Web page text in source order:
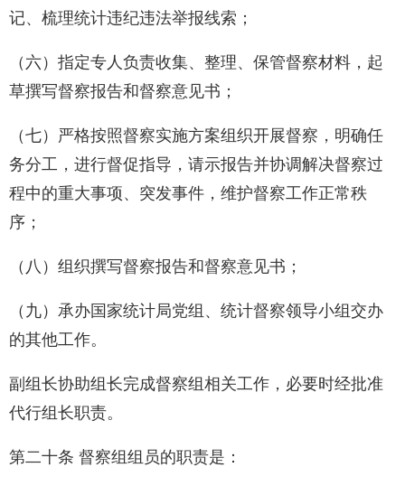
记、梳理统计违纪违法举报线索；
（六）指定专人负责收集、整理、保管督察材料，起
草撰写督察报告和督察意见书；
（七）严格按照督察实施方案组织开展督察，明确任
务分工，进行督促指导，请示报告并协调解决督察过
程中的重大事项、突发事件，维护督察工作正常秩
序；
（八）组织撰写督察报告和督察意见书；
（九）承办国家统计局党组、统计督察领导小组交办
的其他工作。
副组长协助组长完成督察组相关工作，必要时经批准
代行组长职责。
第二十条 督察组组员的职责是：